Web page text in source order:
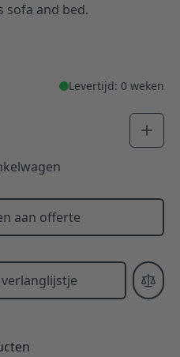
sofa and bed.
Levertijd: 0 weken
aan offerte